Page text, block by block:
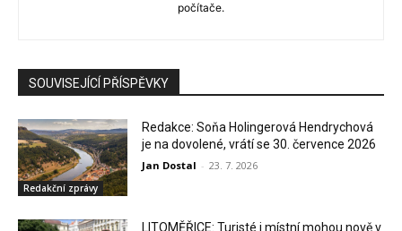
počítače.
SOUVISEJÍCÍ PŘÍSPĚVKY
Redakční zprávy
Redakce: Soňa Holingerová Hendrychová
je na dovolené, vrátí se 30. července 2026
Jan Dostal - 23. 7. 2026
LITOMĚŘICE: Turisté i místní mohou nově v